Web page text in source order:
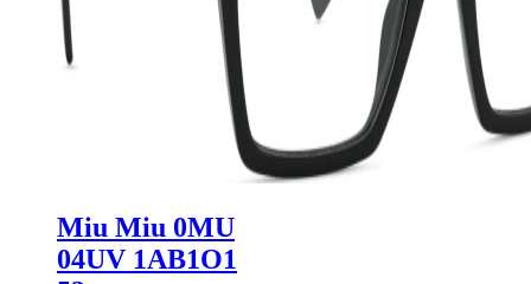
Miu Miu 0MU
04UV 1AB1O1